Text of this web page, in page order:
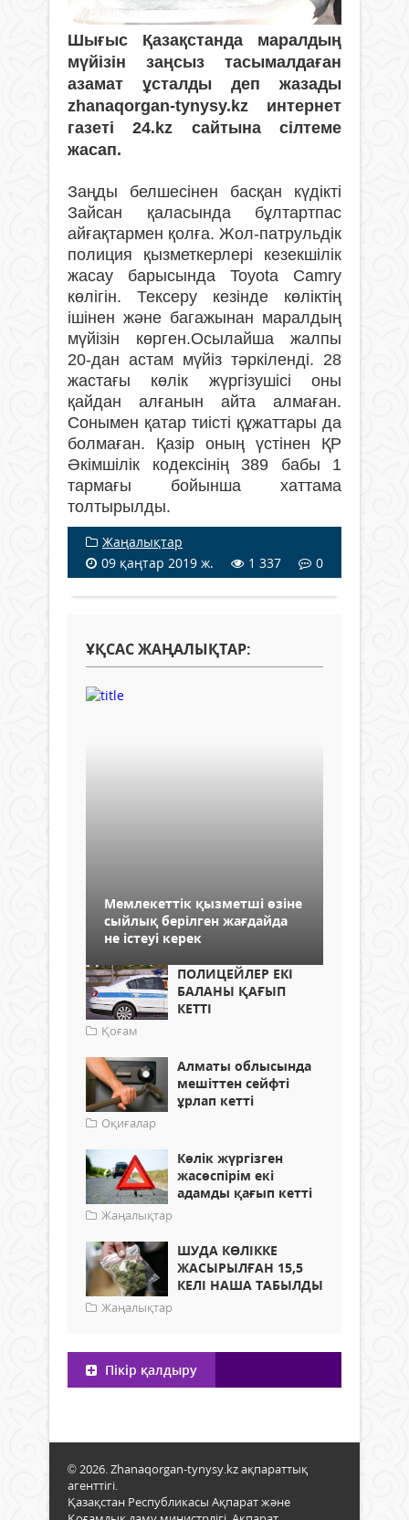
Шығыс Қазақстанда маралдың
мүйізін заңсыз тасымалдаған
азамат ұсталды деп жазады
zhanaqorgan-tynysy.kz интернет
газеті 24.kz сайтына сілтеме
жасап.
Заңды белшесінен басқан күдікті
Зайсан қаласында бұлтартпас
айғақтармен қолға. Жол-патрульдік
полиция қызметкерлері кезекшілік
жасау барысында Toyota Сamry
көлігін. Тексеру кезінде көліктің
ішінен және багажынан маралдың
мүйізін көрген.Осылайша жалпы
20-дан астам мүйіз тәркіленді. 28
жастағы көлік жүргізушісі оны
қайдан алғанын айта алмаған.
Сонымен қатар тиісті құжаттары да
болмаған. Қазір оның үстінен ҚР
Әкімшілік кодексінің 389 бабы 1
тармағы бойынша хаттама
толтырылды.
Жаңалықтар
09 қаңтар 2019 ж.
1 337 0
ҰҚСАС ЖАҢАЛЫҚТАР:
Мемлекеттік қызметші өзіне
сыйлық берілген жағдайда
не істеуі керек
ПОЛИЦЕЙЛЕР ЕКІ
БАЛАНЫ ҚАҒЫП
КЕТТІ
Қоғам
Алматы облысында
мешіттен сейфті
ұрлап кетті
Оқиғалар
Көлік жүргізген
жасөспірім екі
адамды қағып кетті
Жаңалықтар
ШУДА КӨЛІККЕ
ЖАСЫРЫЛҒАН 15,5
КЕЛІ НАША ТАБЫЛДЫ
Жаңалықтар
Пікір қалдыру
© 2026. Zhanaqorgan-tynysy.kz ақпараттық
агенттігі.
Қазақстан Республикасы Ақпарат және